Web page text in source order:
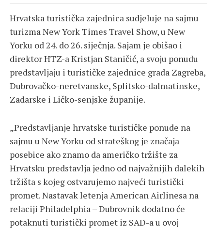
Hrvatska turistička zajednica sudjeluje na sajmu
turizma New York Times Travel Show, u New
Yorku od 24. do 26. siječnja. Sajam je obišao i
direktor HTZ-a Kristjan Staničić, a svoju ponudu
predstavljaju i turističke zajednice grada Zagreba,
Dubrovačko-neretvanske, Splitsko-dalmatinske,
Zadarske i Ličko-senjske županije.
„Predstavljanje hrvatske turističke ponude na
sajmu u New Yorku od strateškog je značaja
posebice ako znamo da američko tržište za
Hrvatsku predstavlja jedno od najvažnijih dalekih
tržišta s kojeg ostvarujemo najveći turistički
promet. Nastavak letenja American Airlinesa na
relaciji Philadelphia – Dubrovnik dodatno će
potaknuti turistički promet iz SAD-a u ovoj